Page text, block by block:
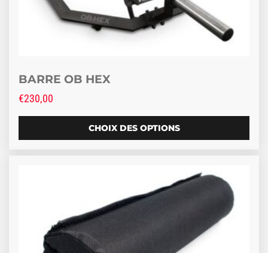
BARRE OB HEX
€230,00
CHOIX DES OPTIONS
Ce produit a plusieurs variations. Les options